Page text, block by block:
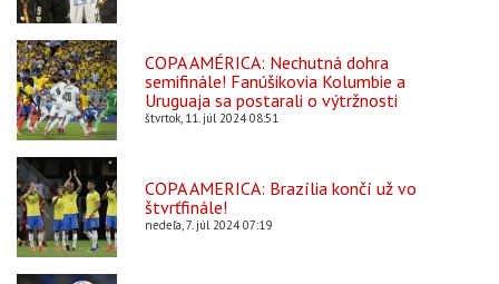
COPA AMÉRICA: Nechutná dohra
semifinále! Fanúšikovia Kolumbie a
Uruguaja sa postarali o výtržnosti
štvrtok, 11. júl 2024 08:51
COPA AMERICA: Brazília končí už vo
štvrťfinále!
nedeľa, 7. júl 2024 07:19